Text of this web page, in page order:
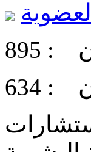
:
895
:
634